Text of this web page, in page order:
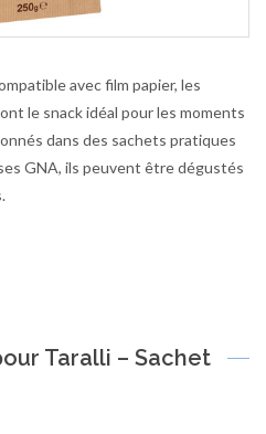
avec film papier, les
le snack idéal pour les moments
dans des sachets pratiques
GNA, ils peuvent être dégustés
Taralli – Sachet